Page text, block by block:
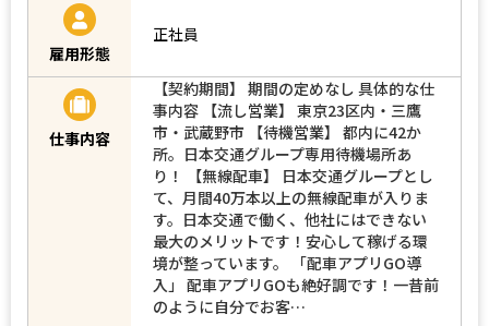
雇用形態
正社員
仕事内容
【契約期間】 期間の定めなし 具体的な仕
事内容 【流し営業】 東京23区内・三鷹
市・武蔵野市 【待機営業】 都内に42か
所。日本交通グループ専用待機場所あ
り！ 【無線配車】 日本交通グループとし
て、月間40万本以上の無線配車が入りま
す。日本交通で働く、他社にはできない
最大のメリットです！安心して稼げる環
境が整っています。 「配車アプリGO導
入」 配車アプリGOも絶好調です！一昔前
のように自分でお客…